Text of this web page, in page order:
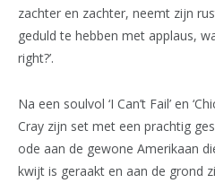
zachter en zachter, neemt zijn
geduld te hebben met applaus,
right?’.
Na een soulvol ‘I Can’t Fail’ en
Cray zijn set met een prachtig
ode aan de gewone Amerikaan
kwijt is geraakt en aan de grond